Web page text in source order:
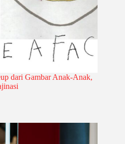
dari Gambar Anak-Anak,